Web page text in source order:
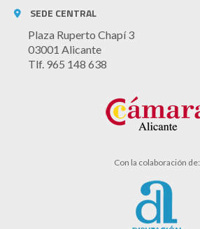
SEDE CENTRAL
Plaza Ruperto Chapí 3
03001 Alicante
Tlf. 965 148 638
Con la colaboración de: